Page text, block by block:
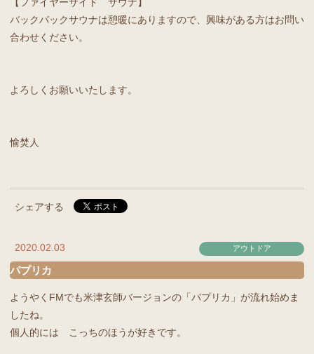
バックパックサウナは憩暖にありますので、興味がある方はお問い
合わせください。
よろしくお願いいたします。
愉焚人
シェアする
2020.02.03 アウトドア
パプリカ
ようやくFMでも米津玄師バージョンの「パプリカ」が流れ始めま
したね。
個人的には こっちのほうが好きです。